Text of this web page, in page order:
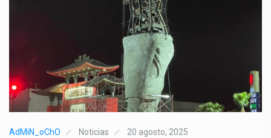
AdMiN_oChO Noticias 20 agosto, 2025